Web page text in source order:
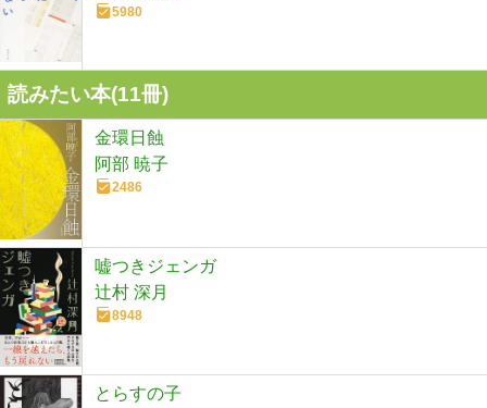
5980
読みたい本(11冊)
金環日蝕
阿部 暁子
2486
嘘つきジェンガ
辻村 深月
8948
とらすの子